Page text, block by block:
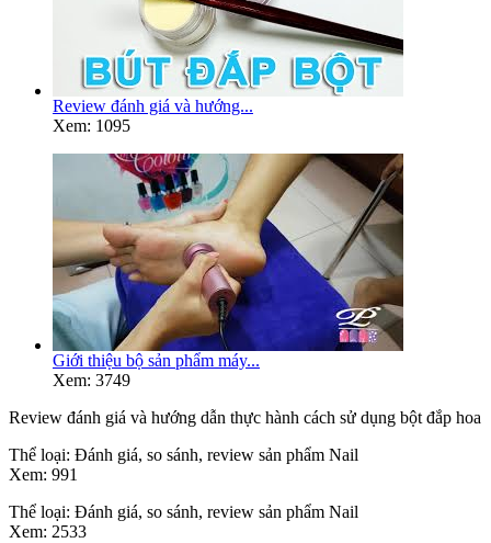
Review đánh giá và hướng...
Xem: 1095
Giới thiệu bộ sản phẩm máy...
Xem: 3749
Review đánh giá và hướng dẫn thực hành cách sử dụng bột đắp hoa
Thể loại: Đánh giá, so sánh, review sản phẩm Nail
Xem: 991
Thể loại: Đánh giá, so sánh, review sản phẩm Nail
Xem: 2533